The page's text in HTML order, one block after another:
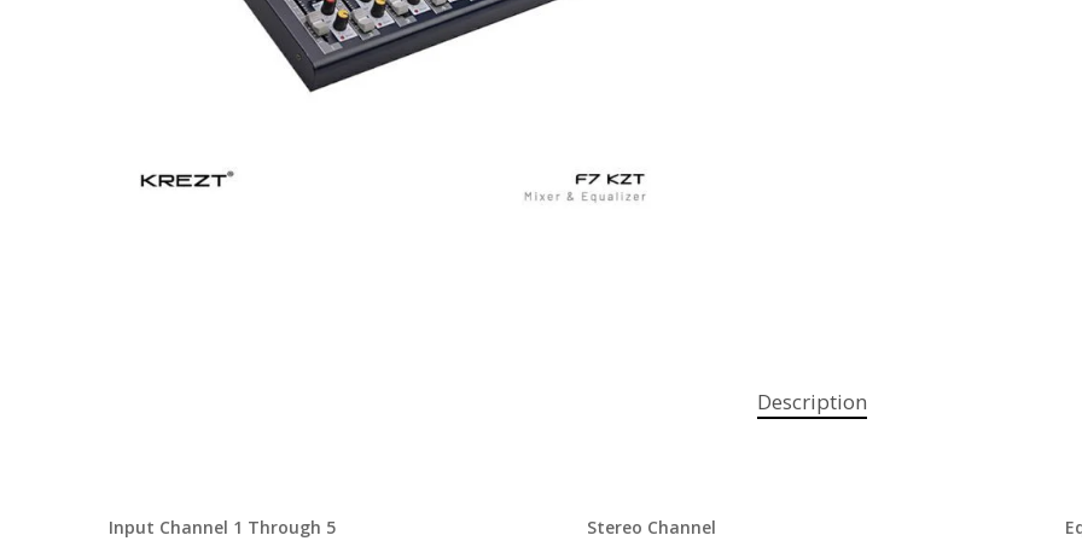
Hit enter to search or ESC to close
Description
Input Channel 1 Through 5 Stereo Channel